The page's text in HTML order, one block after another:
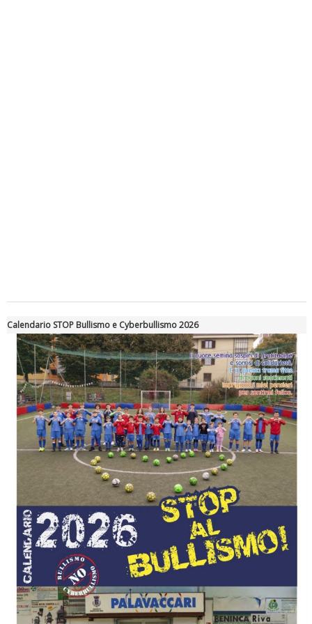
Ddl Lobby, Uisp: “Il Parlamento valorizzi le nostre specificità"
Calendario STOP Bullismo e Cyberbullismo 2026